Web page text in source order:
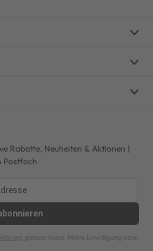
Rabatte, Neuheiten & Aktionen |
Postfach
gelesen habe. Meine Einwilligung kann